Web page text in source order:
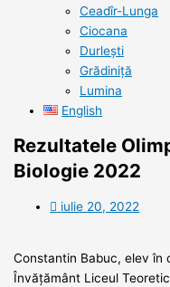
Ceadîr-Lunga
Ciocana
Durlești
Grădiniță
Lumina
English
Rezultatele
Biologie 2022
iulie 20, 2022
Constantin Babuc, elev în
Învățământ Liceul